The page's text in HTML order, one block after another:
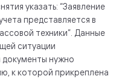
указать: “Заявление
представляется в
техники”. Данные
ситуации
документы нужно
к которой прикреплена